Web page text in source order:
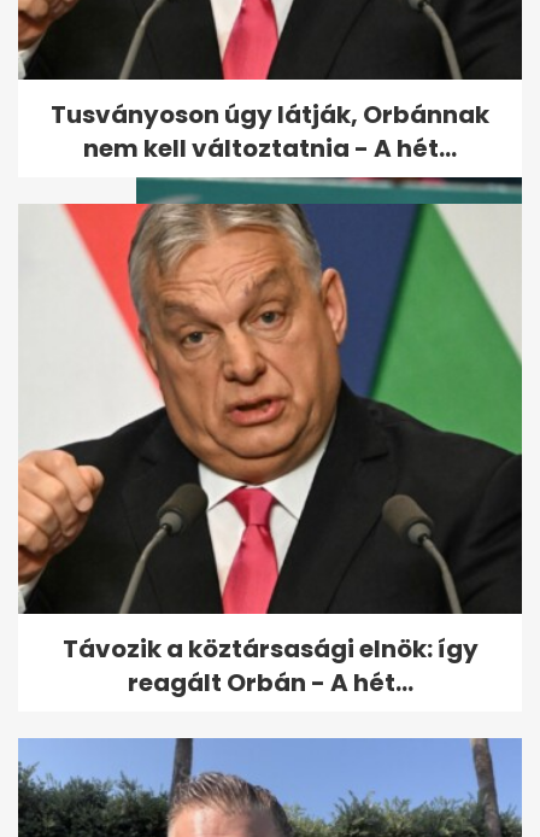
Karácsony: Az olimpiához új
alapokra kell helyezni
Budapest és a...
Paralimpia: Major Endre
bronzérmes asztaliteniszben
Tusványoson úgy látják, Orbánnak
nem kell változtatnia - A hét...
Távozik a köztársasági elnök: így
reagált Orbán - A hét...